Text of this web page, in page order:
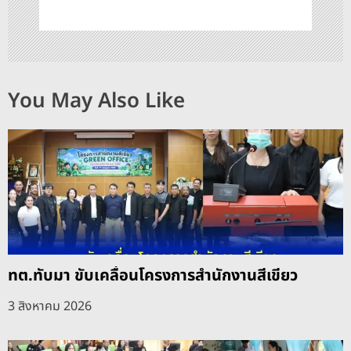
You May Also Like
ทต.ทับมา ขับเคลื่อนโครงการสำนักงานสีเขียว
3 สิงหาคม 2026